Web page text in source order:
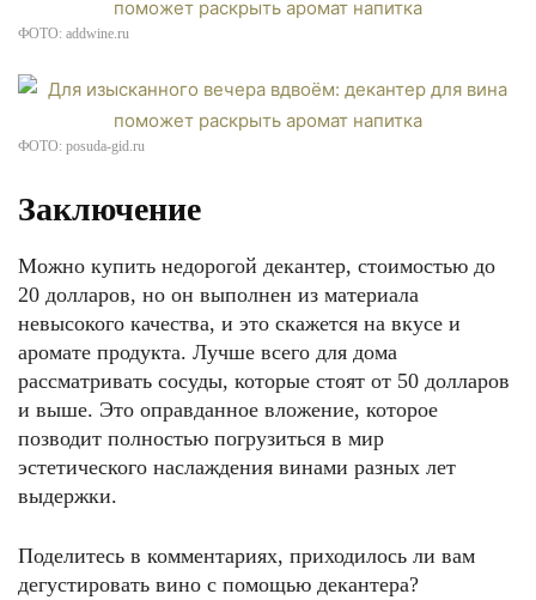
ФОТО: addwine.ru
ФОТО: posuda-gid.ru
Заключение
Можно купить недорогой декантер, стоимостью до
20 долларов, но он выполнен из материала
невысокого качества, и это скажется на вкусе и
аромате продукта. Лучше всего для дома
рассматривать сосуды, которые стоят от 50 долларов
и выше. Это оправданное вложение, которое
позводит полностью погрузиться в мир
эстетического наслаждения винами разных лет
выдержки.
Поделитесь в комментариях, приходилось ли вам
дегустировать вино с помощью декантера?